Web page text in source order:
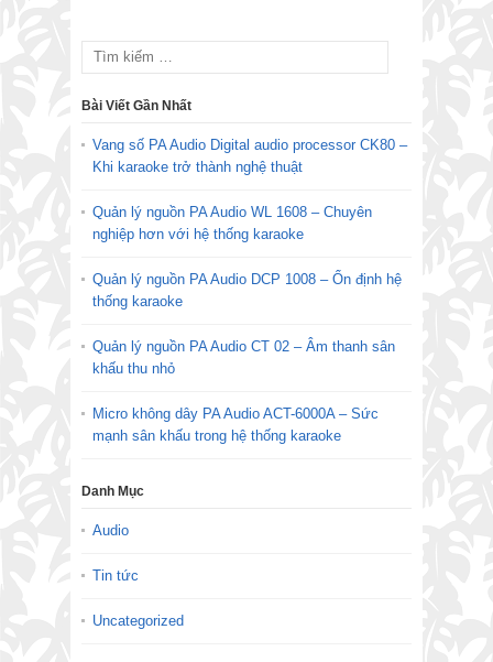
Bài Viết Gần Nhất
Vang số PA Audio Digital audio processor CK80 –
Khi karaoke trở thành nghệ thuật
Quản lý nguồn PA Audio WL 1608 – Chuyên
nghiệp hơn với hệ thống karaoke
Quản lý nguồn PA Audio DCP 1008 – Ổn định hệ
thống karaoke
Quản lý nguồn PA Audio CT 02 – Âm thanh sân
khấu thu nhỏ
Micro không dây PA Audio ACT-6000A – Sức
mạnh sân khấu trong hệ thống karaoke
Danh Mục
Audio
Tin tức
Uncategorized